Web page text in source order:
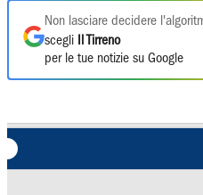
Non lasciare decidere
scegli
Il Tirreno
per le tue notizie su Google